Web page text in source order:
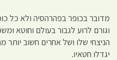
מדובר בכופר בפהרהסיה ולא כל
וגורם לרוע לגבור בעולם וחוטא
הניצחי שלו ושל אחרים חשוב יותר
יגדלו חטאיו.